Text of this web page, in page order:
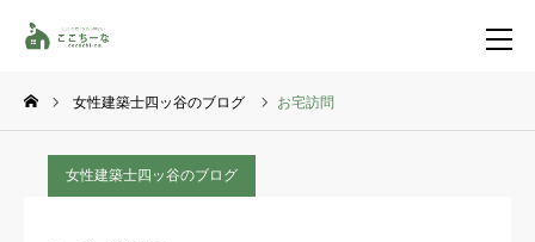
女性建築士四ッ谷のブログ お宅訪問
女性建築士四ッ谷のブログ
お問い合わせ